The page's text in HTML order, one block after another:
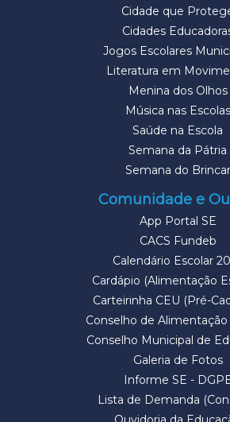
Cidade que
Cidades
Jogos Escolares
Literatura em
Menina dos Olhos
Música nas Escolas
Saúde na Escola
Semana da Pátria
Semana do Brincar
Comunidade e
App Portal SE
CACS Fundeb
Calendário Escolar
Cardápio (Alimentação
Carteirinha CEU (Pré-
Conselho de Alimentação
Conselho Municipal de
Galeria de Fotos
Informe SE -
Lista de Demanda